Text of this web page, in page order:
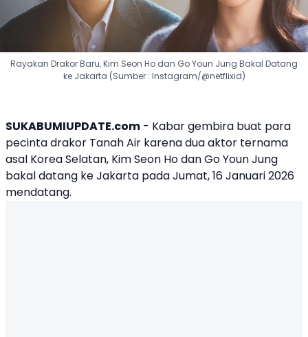
Rayakan Drakor Baru, Kim Seon Ho dan Go Youn Jung Bakal Datang
ke Jakarta (Sumber : Instagram/@netflixid)
SUKABUMIUPDATE.com - Kabar gembira buat para
pecinta drakor Tanah Air karena dua aktor ternama
asal Korea Selatan, Kim Seon HodanGo Youn Jung
bakal datang ke Jakarta pada Jumat, 16 Januari 2026
mendatang.